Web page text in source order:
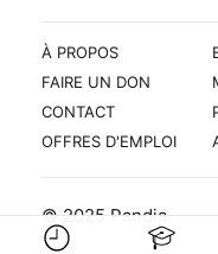
À PROPOS
FAIRE UN DON
CONTACT
OFFRES D'EMPLOI
© 2025 Pandia